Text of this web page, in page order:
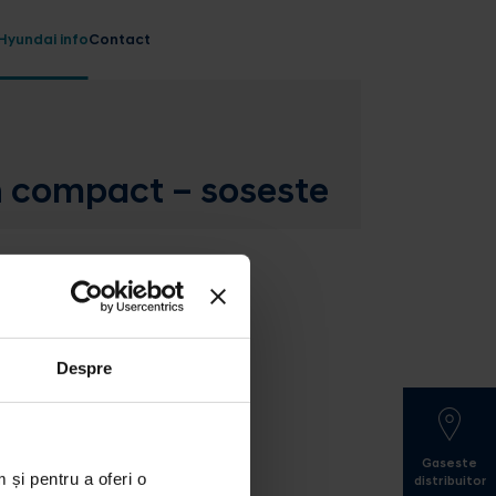
Despre
și pentru a oferi o
– soseste
infoContact
Gaseste
distribuitor